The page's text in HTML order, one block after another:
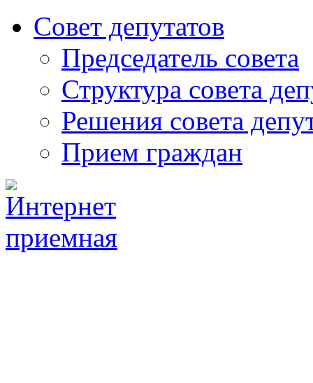
Совет депутатов
Председатель совета
Структура совета
Решения совета
Прием граждан